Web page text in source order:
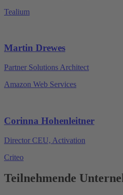
Tealium
Martin Drewes
Partner Solutions Architect
Amazon Web Services
Corinna Hohenleitner
Director CEU, Activation
Criteo
Teilnehmende